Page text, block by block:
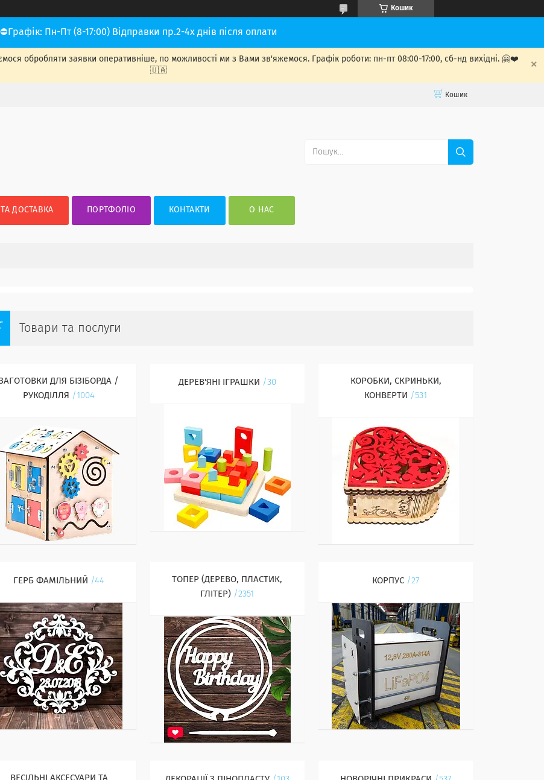
Кошик
⛔Графік: Пн-Пт (8-17:00) Відправки пр.2-4х днів після оплати
обробляти заявки оперативніше, по можливості ми з Вами зв'яжемося. Графік роботи: пн-пт 08:00-17:00, сб-нд вихідні. 🤗❤️
🇺🇦
Кошик
ДОСТАВКА ПОРТФОЛІО КОНТАКТИ О НАС
Товари та послуги
ДЛЯ БІЗІБОРДА /
РУКОДІЛЛЯ
1004
ДЕРЕВ'ЯНІ ІГРАШКИ 30
КОРОБКИ, СКРИНЬКИ,
КОНВЕРТИ
531
ГЕРБ ФАМІЛЬНИЙ 44
ТОПЕР (ДЕРЕВО, ПЛАСТИК,
ГЛІТЕР)
2351
КОРПУС 27
ВЕСІЛЬНІ АКСЕСУАРИ ТА